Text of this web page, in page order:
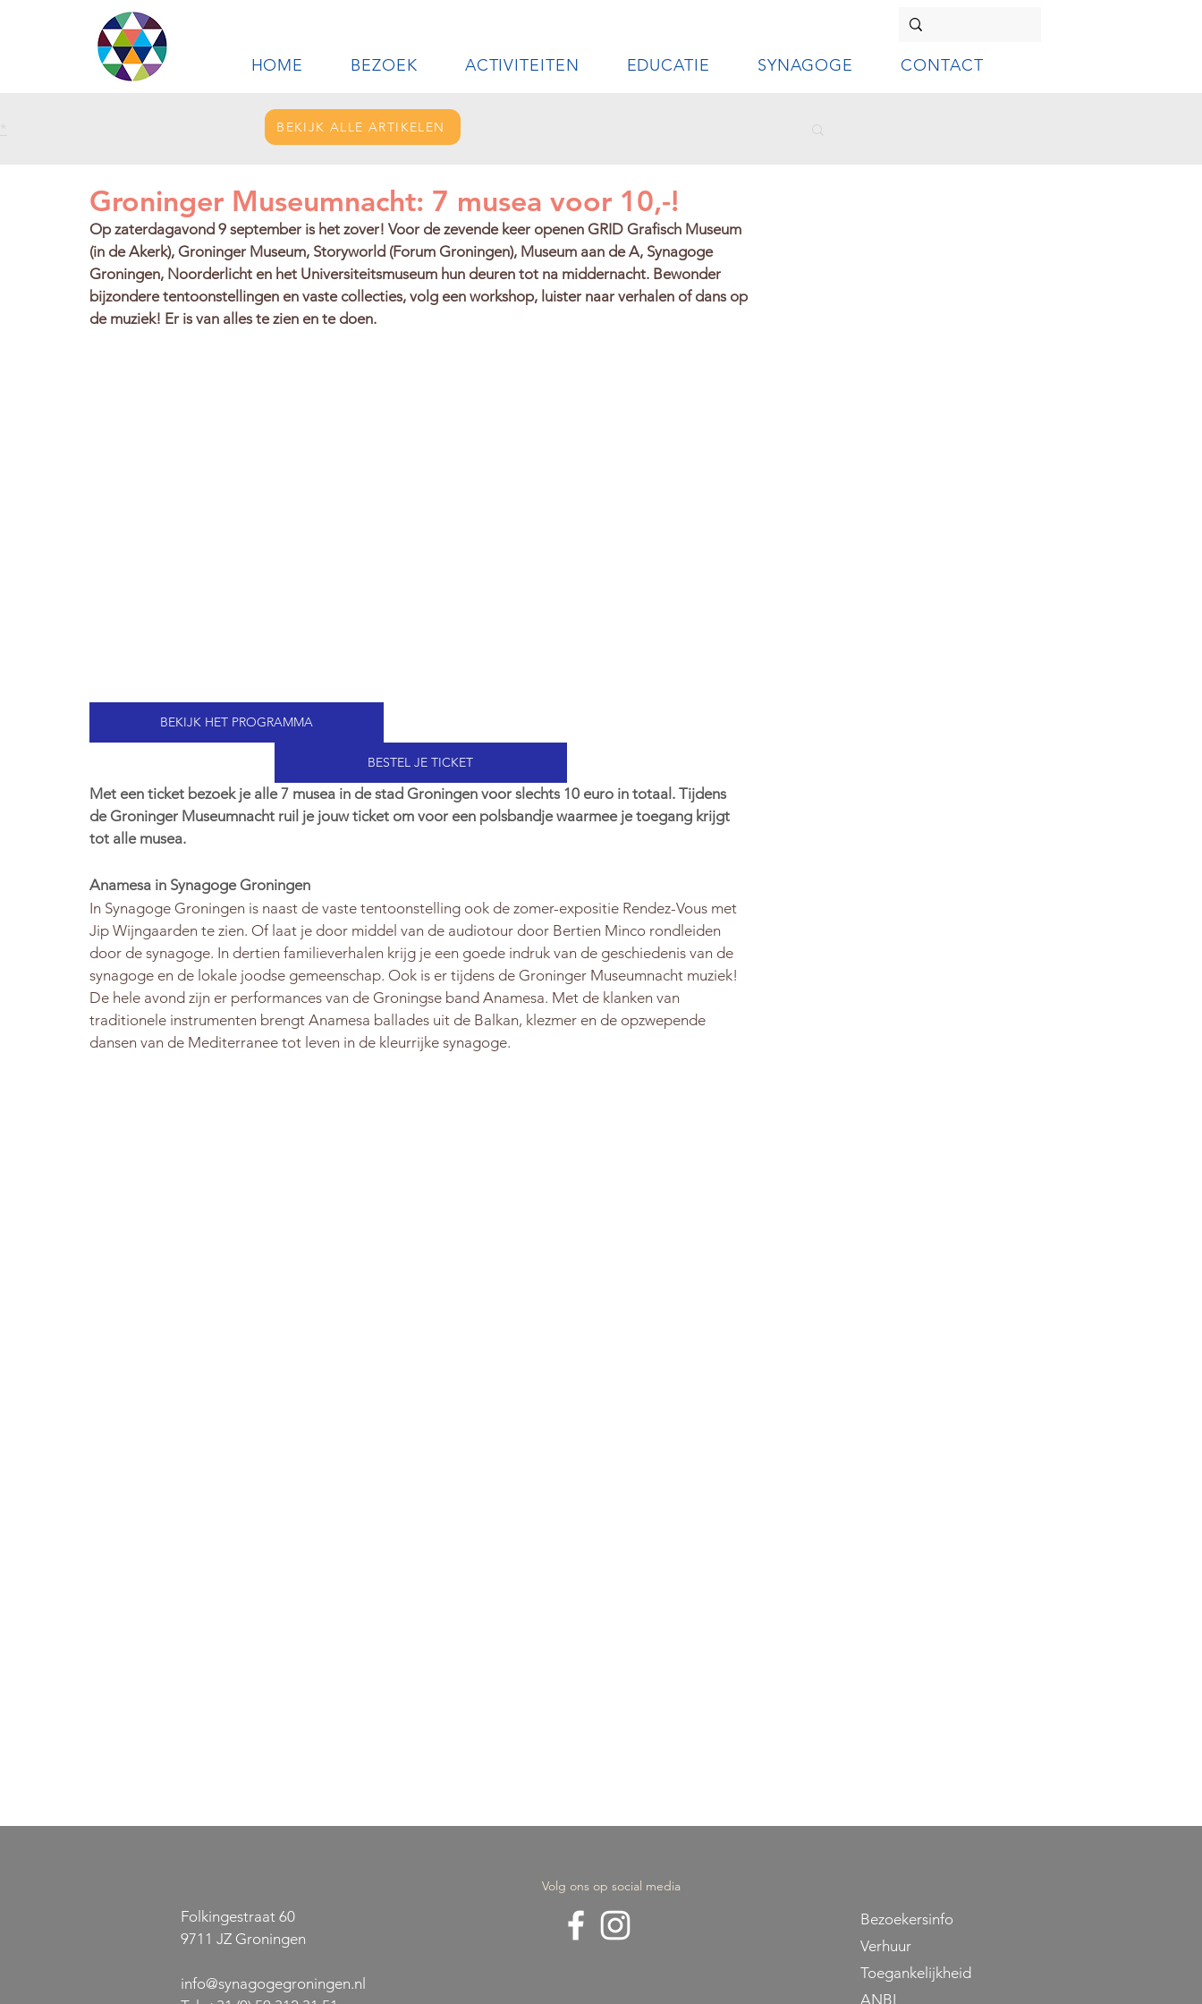
HOME BEZOEK ACTIVITEITEN EDUCATIE SYNAGOGE CONTACT
Groninger Museumnacht: 7 musea voor 10,-!
Op zaterdagavond 9 september is het zover! Voor de zevende keer openen GRID Grafisch Museum
(in de Akerk), Groninger Museum, Storyworld (Forum Groningen), Museum aan de A, Synagoge
Groningen, Noorderlicht en het Universiteitsmuseum hun deuren tot na middernacht. Bewonder
bijzondere tentoonstellingen en vaste collecties, volg een workshop, luister naar verhalen of dans op
de muziek! Er is van alles te zien en te doen.
BEKIJK HET PROGRAMMA
BESTEL JE TICKET
Met een ticket bezoek je alle 7 musea in de stad Groningen voor slechts 10 euro in totaal. Tijdens
de Groninger Museumnacht ruil je jouw ticket om voor een polsbandje waarmee je toegang krijgt
tot alle musea.
Anamesa in Synagoge Groningen
In Synagoge Groningen is naast de vaste tentoonstelling ook de zomer-expositie Rendez-Vous met
Jip Wijngaarden te zien. Of laat je door middel van de audiotour door Bertien Minco rondleiden
door de synagoge. In dertien familieverhalen krijg je een goede indruk van de geschiedenis van de
synagoge en de lokale joodse gemeenschap. Ook is er tijdens de Groninger Museumnacht muziek!
De hele avond zijn er performances van de Groningse band Anamesa. Met de klanken van
traditionele instrumenten brengt Anamesa ballades uit de Balkan, klezmer en de opzwepende
dansen van de Mediterranee tot leven in de kleurrijke synagoge.
Gratis concert: Het lied van
Jazz-sensatie Gabriel
BEKIJK ALLE ARTIKELEN
Volg ons op social media
Folkingestraat 60
9711 JZ Groningen
info@synagogegroningen.nl
Bezoekersinfo
Verhuur
Toegankelijkheid
ANBI